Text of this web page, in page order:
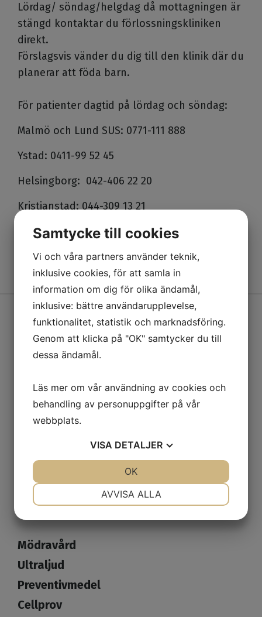
Lördag/ söndag/helgdag då mottagningen är
stängd kontaktar du förlossningskliniken
direkt.
Förslagsvis vänder du dig till den klinik där du
planerar att föda barn.
För patienter dagtid på lördag och söndag:
Malmö och Lund SUS: 0771-111 888
Ystad: 0411-99 52 45
Helsingborg: 042-406 22 20
Kristianstad: 044-309 13 21
BMGO-online!
Boka tid hos oss snabbt och enkelt genom
Vi återkommer till dig så fort vi kan under
våra öppettider.
Mödravård
Ultraljud
Preventivmedel
Cellprov
Samtycke till cookies
Vi och våra partners använder teknik,
inklusive cookies, för att samla in
information om dig för olika ändamål,
inklusive: bättre användarupplevelse,
funktionalitet, statistik och marknadsföring.
Genom att klicka på "OK" samtycker du till
dessa ändamål.
Läs mer om vår användning av cookies och
behandling av personuppgifter på vår
webbplats.
VISA DETALJER
AVVISA ALLA
OK